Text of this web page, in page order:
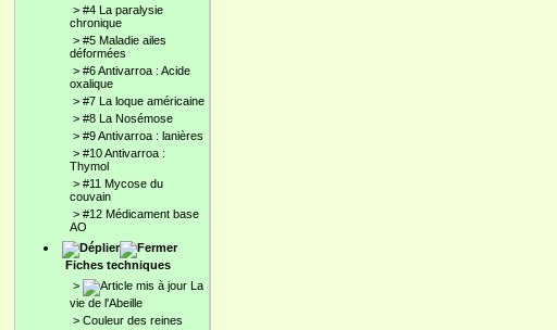
> #4 La paralysie
chronique
> #5 Maladie ailes
déformées
> #6 Antivarroa : Acide
oxalique
> #7 La loque américaine
> #8 La Nosémose
> #9 Antivarroa : lanières
> #10 Antivarroa :
Thymol
> #11 Mycose du
couvain
> #12 Médicament base
AO
Fiches techniques
>
La
vie de l'Abeille
> Couleur des reines